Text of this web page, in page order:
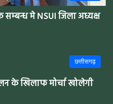
सम्बन्ध मे NSUI जिला अध्यक्ष
छत्तीसगढ़
के खिलाफ मोर्चा खोलेगी